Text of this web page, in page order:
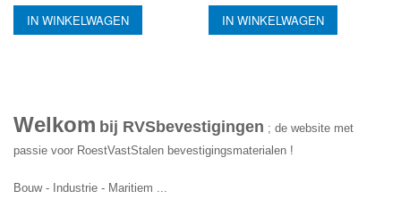
IN WINKELWAGEN IN WINKELWAGEN
Welkom bij RVSbevestigingen ; de website met
passie voor RoestVastStalen bevestigingsmaterialen !
Bouw - Industrie - Maritiem ...